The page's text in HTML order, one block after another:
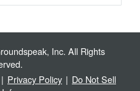
Inc. All Rights
| Privacy Policy | Do Not Sell